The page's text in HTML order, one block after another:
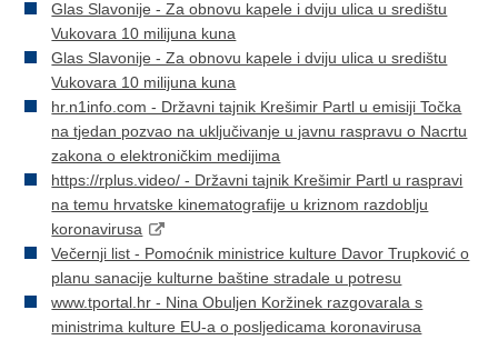
Glas Slavonije - Za obnovu kapele i dviju ulica u središtu
Vukovara 10 milijuna kuna
Glas Slavonije - Za obnovu kapele i dviju ulica u središtu
Vukovara 10 milijuna kuna
hr.n1info.com - Državni tajnik Krešimir Partl u emisiji Točka
na tjedan pozvao na uključivanje u javnu raspravu o Nacrtu
zakona o elektroničkim medijima
https://rplus.video/ - Državni tajnik Krešimir Partl u raspravi
na temu hrvatske kinematografije u kriznom razdoblju
koronavirusa
Večernji list - Pomoćnik ministrice kulture Davor Trupković o
planu sanacije kulturne baštine stradale u potresu
www.tportal.hr - Nina Obuljen Koržinek razgovarala s
ministrima kulture EU-a o posljedicama koronavirusa